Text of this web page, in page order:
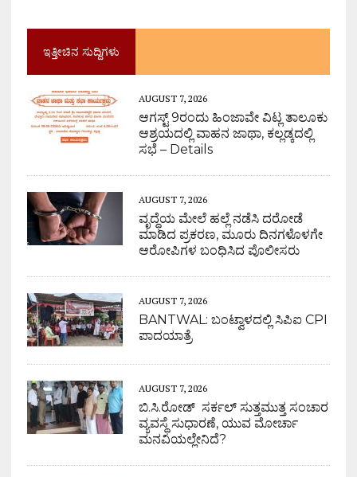
ಇತ್ತೀಚಿನ ಸುದ್ದಿಗಳು
AUGUST 7, 2026
ಆಗಸ್ಟ್ 9ರಂದು ಹಿಂಜಾವೇ ವಿಟ್ಲ ತಾಲೂಕು
ಆಶ್ರಯದಲ್ಲಿ ವಾಹನ ಜಾಥಾ, ಕಲ್ಲಡ್ಕದಲ್ಲಿ
ಸಭೆ – Details
AUGUST 7, 2026
ವೃದ್ಧೆಯ ಮೇಲೆ ಹಲ್ಲೆ ನಡೆಸಿ ದರೋಡೆ
ಮಾಡಿದ ಪ್ರಕರಣ, ಮೂರು ದಿನಗಳೊಳಗೇ
ಆರೋಪಿಗಳ ಬಂಧಿಸಿದ ಪೊಲೀಸರು
AUGUST 7, 2026
BANTWAL: ಬಂಟ್ವಾಳದಲ್ಲಿ ಸಿಪಿಐ CPI
ಪಾದಯಾತ್ರೆ
AUGUST 7, 2026
ಬಿ.ಸಿ.ರೋಡ್ ಸರ್ಕಲ್ ಸುತ್ತಮುತ್ತ ಸಂಚಾರ
ವ್ಯವಸ್ಥೆ ಸುಧಾರಣೆ, ಯುವ ಮೋರ್ಚಾ
ಮನವಿಯಲ್ಲೇನಿದೆ?